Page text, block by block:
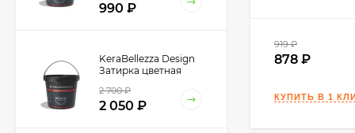
919
878
990
KeraBellezza Design
Затирка цветная
2 700
2 050